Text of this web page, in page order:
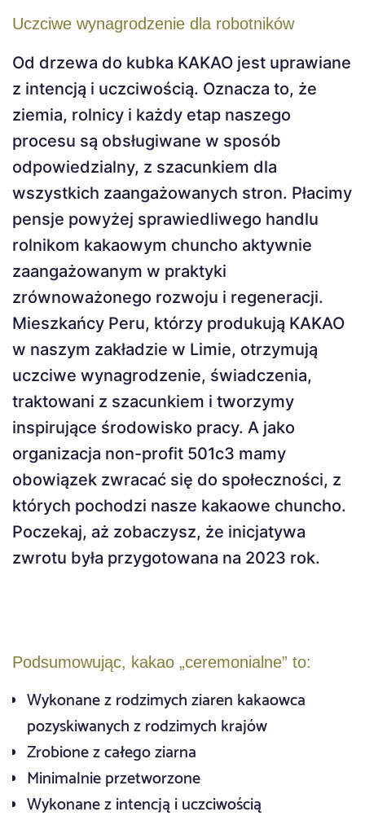
Uczciwe wynagrodzenie dla robotników
Od drzewa do kubka KAKAO jest uprawiane
z intencją i uczciwością. Oznacza to, że
ziemia, rolnicy i każdy etap naszego
procesu są obsługiwane w sposób
odpowiedzialny, z szacunkiem dla
wszystkich zaangażowanych stron. Płacimy
pensje powyżej sprawiedliwego handlu
rolnikom kakaowym chuncho aktywnie
zaangażowanym w praktyki
zrównoważonego rozwoju i regeneracji.
Mieszkańcy Peru, którzy produkują KAKAO
w naszym zakładzie w Limie, otrzymują
uczciwe wynagrodzenie, świadczenia,
traktowani z szacunkiem i tworzymy
inspirujące środowisko pracy. A jako
organizacja non-profit 501c3 mamy
obowiązek zwracać się do społeczności, z
których pochodzi nasze kakaowe chuncho.
Poczekaj, aż zobaczysz, że inicjatywa
zwrotu była przygotowana na 2023 rok.
Podsumowując, kakao „ceremonialne” to:
Wykonane z rodzimych ziaren kakaowca
pozyskiwanych z rodzimych krajów
Zrobione z całego ziarna
Minimalnie przetworzone
Wykonane z intencją i uczciwością